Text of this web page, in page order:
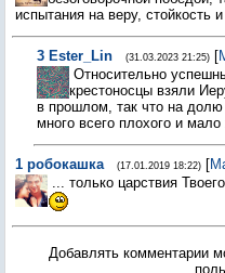
испытания на веру, стойкость
3 Ester_Lin (31.03.2023 21:25) [
Относительно
крестоносцы взяли
в прошлом, так что на
много всего плохого и мало
1 робокашка (17.01.2019 18:22) [
... только царствия
Добавлять комментарии